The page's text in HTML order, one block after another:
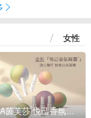
女性
IPSA茵芙莎 悦己香氛凝露上市